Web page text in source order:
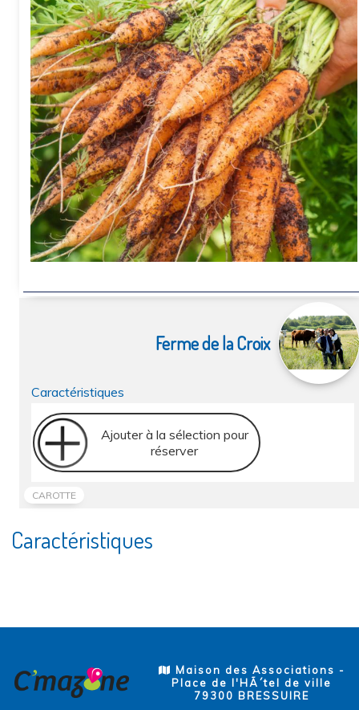
Ferme de la Croix
Caractéristiques
Ajouter à la sélection pour
réserver
CAROTTE
Caractéristiques
Maison des Associations -
Place de l'HÃ´tel de ville
79300 BRESSUIRE